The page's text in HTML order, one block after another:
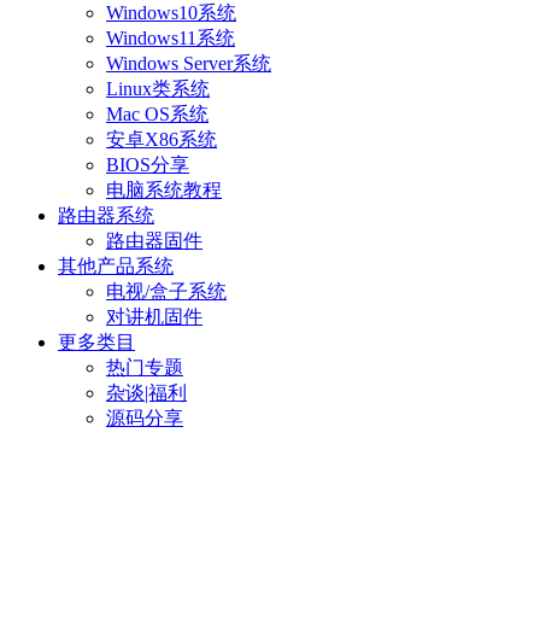
Windows10系统
Windows11系统
Windows Server系统
Linux类系统
Mac OS系统
安卓X86系统
BIOS分享
电脑系统教程
路由器系统
路由器固件
其他产品系统
电视/盒子系统
对讲机固件
更多类目
热门专题
杂谈|福利
源码分享